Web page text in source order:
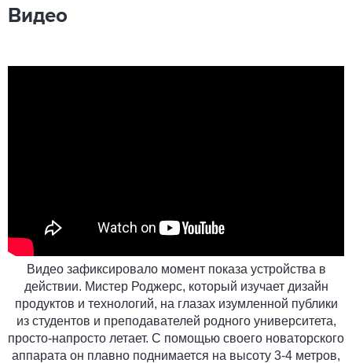
Видео
Видео зафиксировало момент показа устройства в
действии. Мистер Роджерс, который изучает дизайн
продуктов и технологий, на глазах изумленной публики
из студентов и преподавателей родного университета,
просто-напросто летает. С помощью своего новаторского
аппарата он плавно поднимается на высоту 3-4 метров,